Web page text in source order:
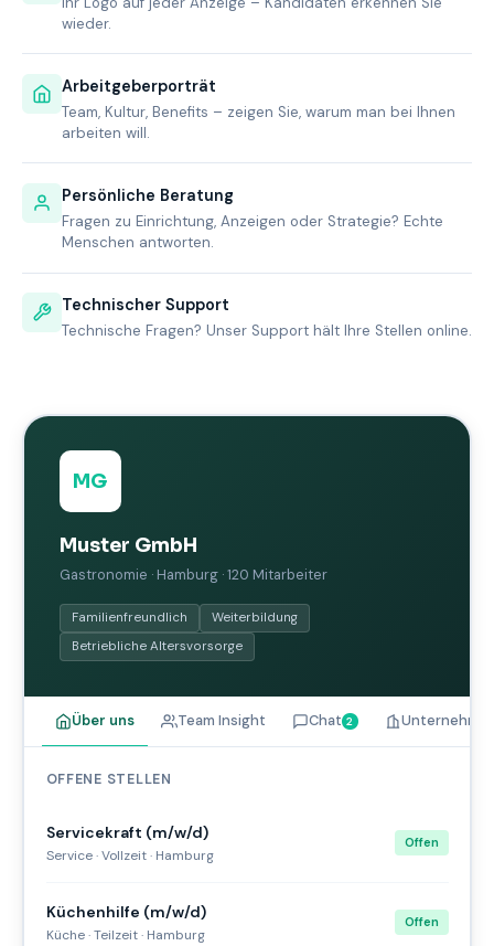
wieder.
Arbeitgeberporträt
Team, Kultur, Benefits – zeigen Sie, warum man bei Ihnen
arbeiten will.
Persönliche Beratung
Fragen zu Einrichtung, Anzeigen oder Strategie? Echte
Menschen antworten.
Technischer Support
Technische Fragen? Unser Support hält Ihre Stellen online.
MG
Muster GmbH
Gastronomie · Hamburg · 120 Mitarbeiter
Familienfreundlich
Weiterbildung
Betriebliche Altersvorsorge
Über uns Team Insight Chat 2
OFFENE STELLEN
Servicekraft (m/w/d)
Service · Vollzeit · Hamburg
Offen
Küchenhilfe (m/w/d)
Küche · Teilzeit · Hamburg
Offen